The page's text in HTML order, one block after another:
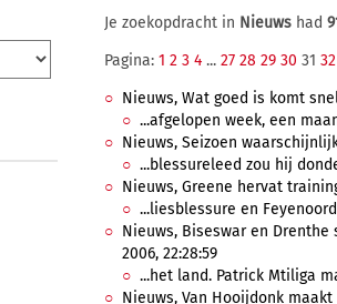
Je zoekopdracht in Nieuws had
Pagina: 1 2 3 4 ... 27 28 29 30 31 32
Nieuws, Wat goed is komt
...afgelopen week, een
Nieuws, Seizoen
...blessureleed zou hij
Nieuws, Greene hervat
...liesblessure en
Nieuws, Biseswar en
2006, 22:28:59
...het land. Patrick Mtiliga
Nieuws, Van Hooijdonk maakt